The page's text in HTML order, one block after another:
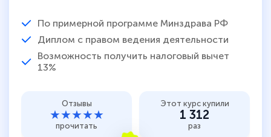
По примерной программе Минздрава РФ
Диплом с правом ведения деятельности
Возможность получить налоговый вычет
13%
Отзывы
★★★★★
прочитать
Этот курс купили
1 312
раз